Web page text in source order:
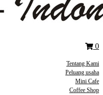
0
Tentang Kami
Peluang usaha
Mini Cafe
Coffee Shop